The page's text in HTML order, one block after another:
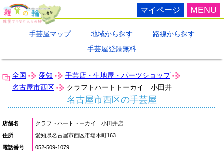
MENU
マイページ
手芸屋マップ 地域から探す
路線から探す
手芸屋登録無料
全国 愛知
手芸店・生地屋・パーツショップ
名古屋市西区
クラフトハートトーカイ 小田井
名古屋市西区の手芸屋
店舗名
クラフトハートトーカイ 小田井店
住所
愛知県名古屋市西区市場木町163
電話番号
052-509-1079